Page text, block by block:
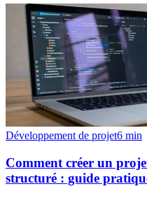
Développement de projet6 min
Comment créer un
structuré : guide